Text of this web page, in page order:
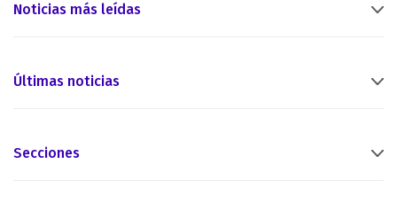
Noticias más leídas
Últimas noticias
Secciones